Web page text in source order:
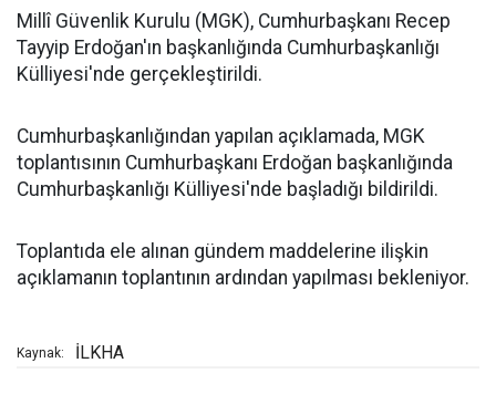
Millî Güvenlik Kurulu (MGK), Cumhurbaşkanı Recep
Tayyip Erdoğan'ın başkanlığında Cumhurbaşkanlığı
Külliyesi'nde gerçekleştirildi.
Cumhurbaşkanlığından yapılan açıklamada, MGK
toplantısının Cumhurbaşkanı Erdoğan başkanlığında
Cumhurbaşkanlığı Külliyesi'nde başladığı bildirildi.
Toplantıda ele alınan gündem maddelerine ilişkin
açıklamanın toplantının ardından yapılması bekleniyor.
Kaynak: İLKHA